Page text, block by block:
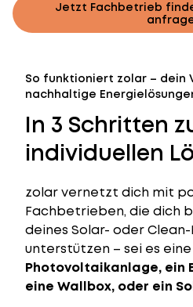
Jetzt Fachbetrieb
So funktioniert zolar – dein
nachhaltige
In 3 Schritten
individuellen
zolar vernetzt dich mit
Fachbetrieben, die dich
deines Solar- oder
unterstützen – sei es eine
Photovoltaikanlage, ein
eine Wallbox, oder ein